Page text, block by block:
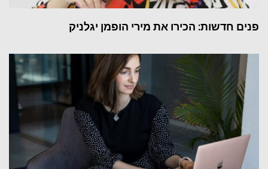
פנים חדשות: הכירו את מירי הופמן יגלניק